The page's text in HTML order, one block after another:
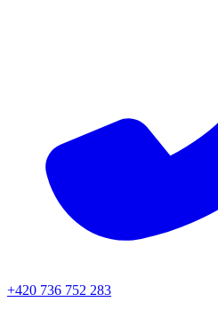
+420 736 752 283